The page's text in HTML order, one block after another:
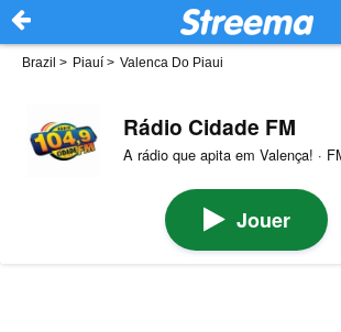
Brazil > Piauí > Valenca Do Piaui
Rádio Cidade FM
A rádio que apita em Valença! ·
Jouer